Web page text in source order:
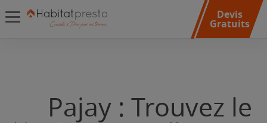
Devis
Gratuits
Pajay : Trouvez le